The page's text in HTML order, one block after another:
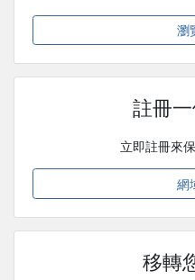
瀏
註冊
立即註冊來
網
移轉